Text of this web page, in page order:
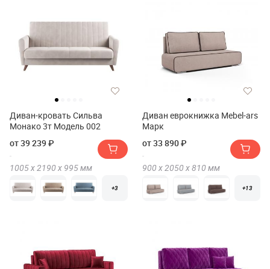
Диван-кровать Сильва
Монако 3т Модель 002
от 39 239 ₽
1005 х2190 х 995мм
+3
Диван еврокнижка Mebel-ars
Марк
от 33 890 ₽
900 х2050 х810 мм
+13